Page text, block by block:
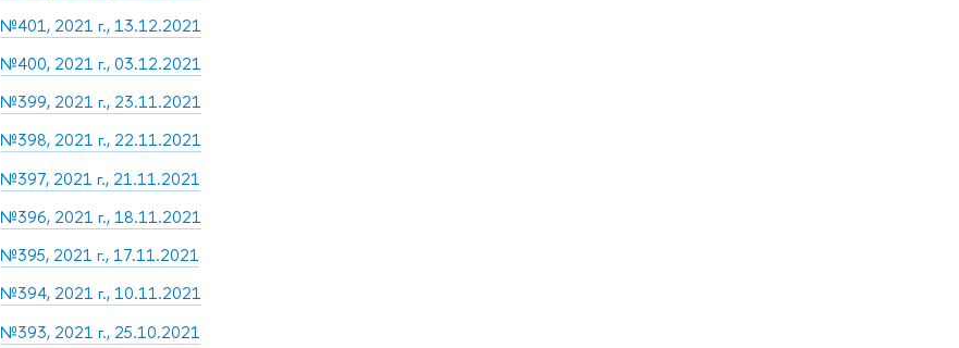
№401, 2021 г., 13.12.2021
№400, 2021 г., 03.12.2021
№399, 2021 г., 23.11.2021
№398, 2021 г., 22.11.2021
№397, 2021 г., 21.11.2021
№396, 2021 г., 18.11.2021
№395, 2021 г., 17.11.2021
№394, 2021 г., 10.11.2021
№393, 2021 г., 25.10.2021